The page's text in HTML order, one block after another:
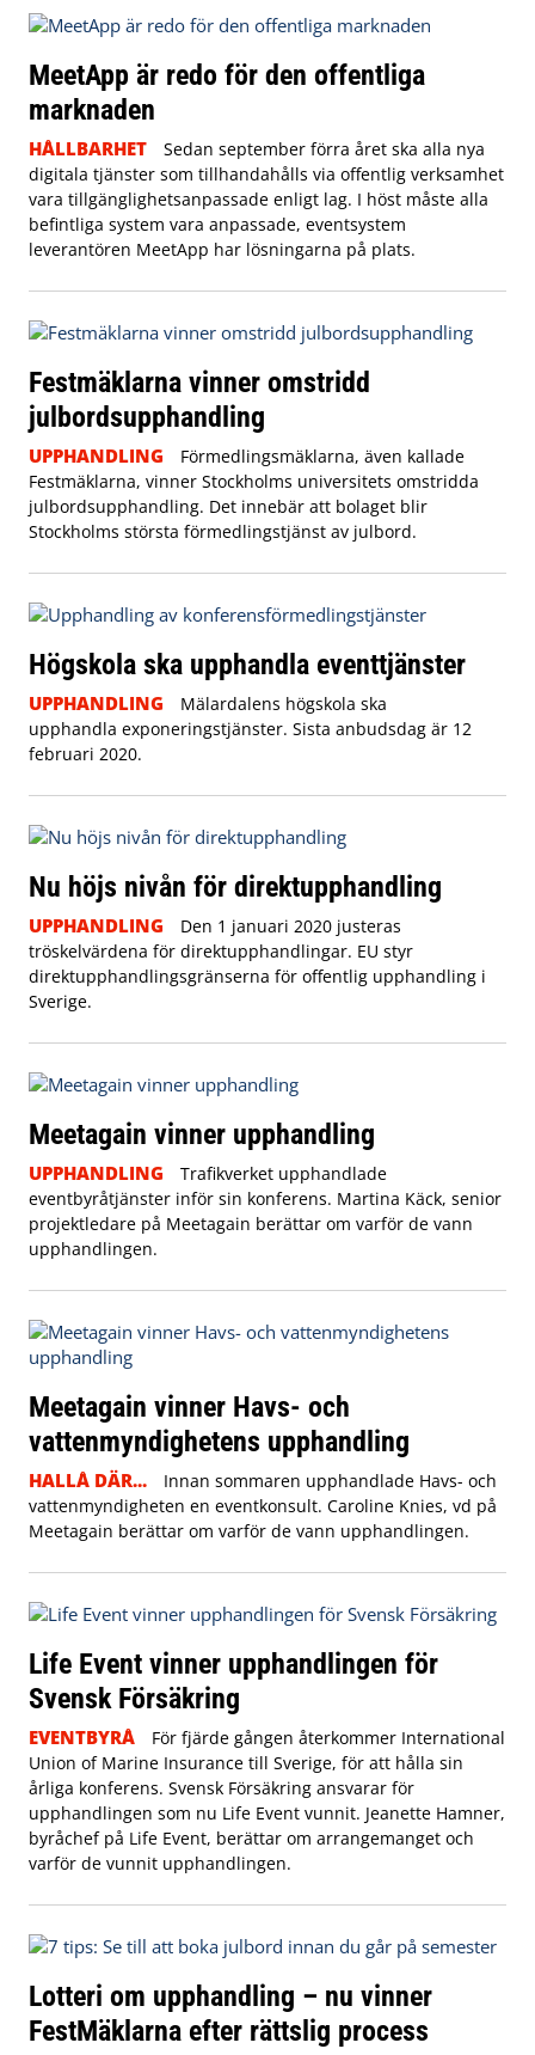
MeetApp är redo för den offentliga
marknaden
HÅLLBARHET
Sedan september förra året ska alla nya
digitala tjänster som tillhandahålls via offentlig verksamhet
vara tillgänglighetsanpassade enligt lag. I höst måste alla
befintliga system vara anpassade, eventsystem
leverantören MeetApp har lösningarna på plats.
Festmäklarna vinner omstridd
julbordsupphandling
UPPHANDLING
Förmedlingsmäklarna, även kallade
Festmäklarna, vinner Stockholms universitets omstridda
julbordsupphandling. Det innebär att bolaget blir
Stockholms största förmedlingstjänst av julbord.
Högskola ska upphandla eventtjänster
UPPHANDLING
Mälardalens högskola ska
upphandla exponeringstjänster. Sista anbudsdag är 12
februari 2020.
Nu höjs nivån för direktupphandling
UPPHANDLING
Den 1 januari 2020 justeras
tröskelvärdena för direktupphandlingar. EU styr
direktupphandlingsgränserna för offentlig upphandling i
Sverige.
Meetagain vinner upphandling
UPPHANDLING
Trafikverket upphandlade
eventbyråtjänster inför sin konferens. Martina Käck, senior
projektledare på Meetagain berättar om varför de vann
upphandlingen.
Meetagain vinner Havs- och
vattenmyndighetens upphandling
HALLÅ DÄR...
Innan sommaren upphandlade Havs- och
vattenmyndigheten en eventkonsult. Caroline Knies, vd på
Meetagain berättar om varför de vann upphandlingen.
Life Event vinner upphandlingen för
Svensk Försäkring
EVENTBYRÅ
För fjärde gången återkommer International
Union of Marine Insurance till Sverige, för att hålla sin
årliga konferens. Svensk Försäkring ansvarar för
upphandlingen som nu Life Event vunnit. Jeanette Hamner,
byråchef på Life Event, berättar om arrangemanget och
varför de vunnit upphandlingen.
Lotteri om upphandling – nu vinner
FestMäklarna efter rättslig process